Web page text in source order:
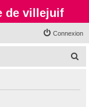
de villejuif
Connexion